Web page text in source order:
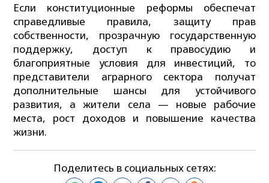
Если конституционные реформы обеспечат
справедливые правила, защиту прав
собственности, прозрачную государственную
поддержку, доступ к правосудию и
благоприятные условия для инвестиций, то
представители аграрного сектора получат
дополнительные шансы для устойчивого
развития, а жители села — новые рабочие
места, рост доходов и повышение качества
жизни.
Поделитесь в социальных сетях: